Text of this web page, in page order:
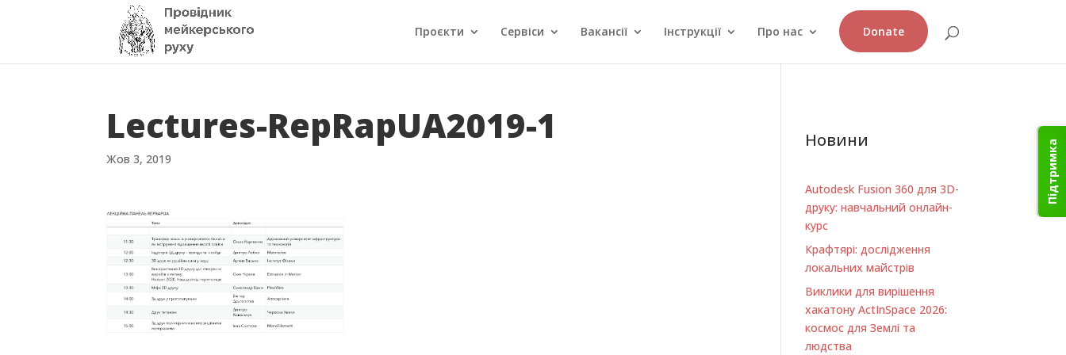
Підтримка
Проєкти Сервіси Вакансії Інструкції Про нас Donate
Lectures-RepRapUA2019-1
Жов 3, 2019
Новини
Autodesk Fusion 360 для 3D-
друку: навчальний онлайн-
курс
Крафтярі: дослідження
локальних майстрів
Виклики для вирішення
хакатону ActInSpace 2026:
космос для Землі та
людства